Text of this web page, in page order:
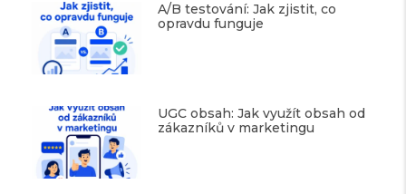
A/B testování: Jak zjistit, co
opravdu funguje
UGC obsah: Jak využít obsah od
zákazníků v marketingu